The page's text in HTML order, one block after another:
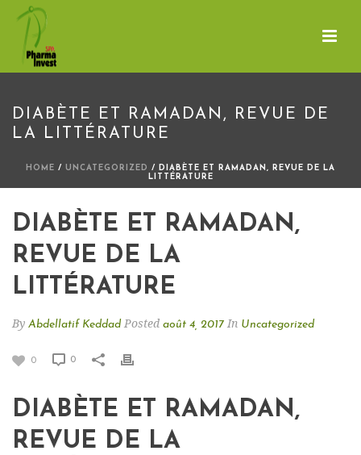
DIABÈTE ET RAMADAN, REVUE DE
LA LITTÉRATURE
HOME / UNCATEGORIZED / DIABÈTE ET RAMADAN, REVUE DE LA
LITTÉRATURE
DIABÈTE ET RAMADAN,
REVUE DE LA
LITTÉRATURE
By Abdellatif Keddad Posted août 4, 2017 In Uncategorized
0 0
DIABÈTE ET RAMADAN,
REVUE DE LA